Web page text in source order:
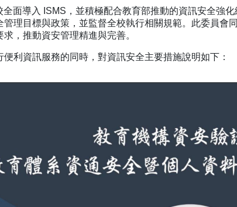
全面導入 ISMS，並積極配合教育部推動的資訊安全強
管理目標與政策，並監督全校執行相關規範。此委員會
，推動資安管理精進與完善。
便利資訊服務的同時，對資訊安全主要措施說明如下：